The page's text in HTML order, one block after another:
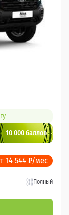
10 000 баллов
14 544 ₽/мес
Полный